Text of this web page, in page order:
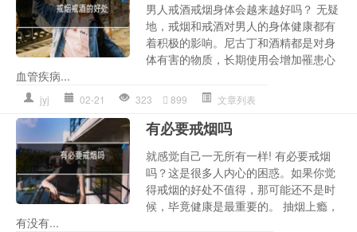
男人戒酒戒烟身体会越来越好吗？ 无疑
地，戒烟和戒酒对男人的身体健康都有
着积极的影响。尼古丁和酒精都是对身
体有害的物质，长期使用会增加罹患心
血管疾病...
jyj 02-21 323 899 文章列表
有必要戒烟吗
就感觉自己一无所有一样! 有必要戒烟
吗？这是很多人内心的困惑。如果你觉
得戒烟的好处不值得，那可能还不是时
候，毕竟健康是最重要的。 抽烟上瘾，
有没有...